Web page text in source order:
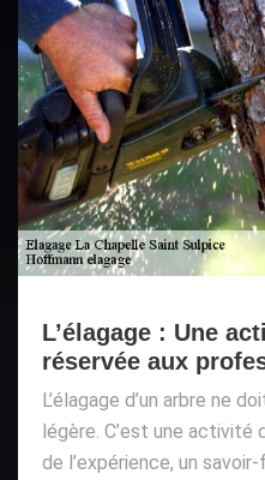
L’élagage : Une
réservée aux
L’élagage d’un arbre ne
légère. C’est une activité
de l’expérience, un